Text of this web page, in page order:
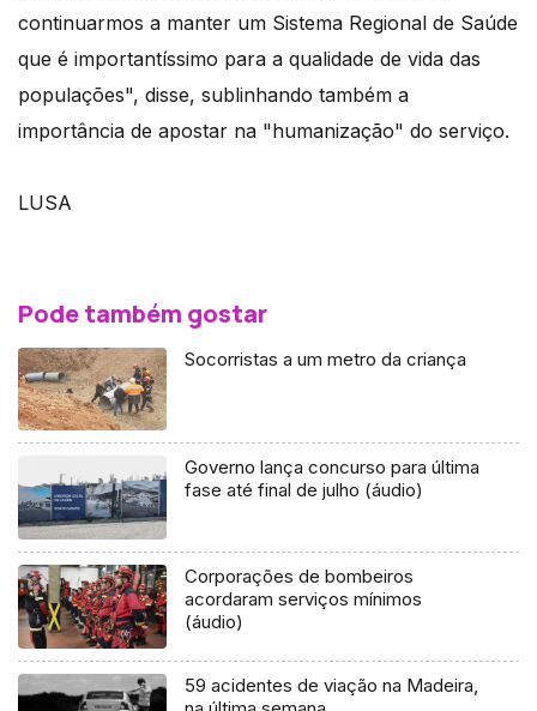
continuarmos a manter um Sistema Regional de Saúde
que é importantíssimo para a qualidade de vida das
populações", disse, sublinhando também a
importância de apostar na "humanização" do serviço.
LUSA
Pode também gostar
Socorristas a um metro da criança
Governo lança concurso para última
fase até final de julho (áudio)
Corporações de bombeiros
acordaram serviços mínimos
(áudio)
59 acidentes de viação na Madeira,